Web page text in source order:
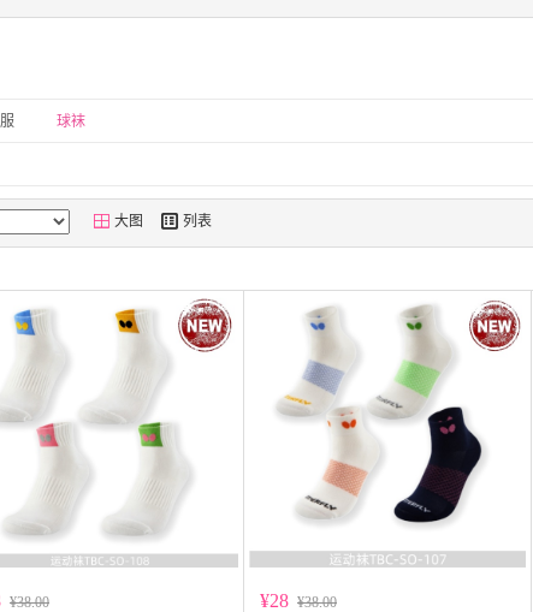
球袜
 大图  列表
¥38.00 ¥28 ¥38.00